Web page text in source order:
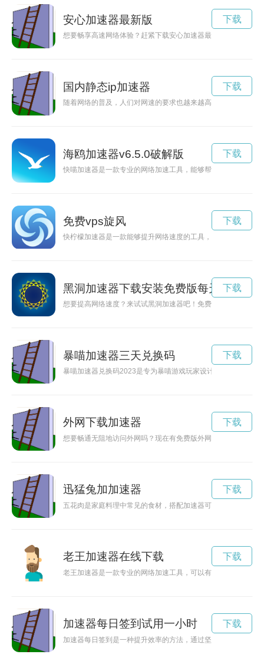
安心加速器最新版
想要畅享高速网络体验？赶紧下载安心加速器最新版！安心加
下载
国内静态ip加速器
随着网络的普及，人们对网速的要求也越来越高。国内IP加速
下载
海鸥加速器v6.5.0破解版
快喵加速器是一款专业的网络加速工具，能够帮助用户快速解
下载
免费vps旋风
快柠檬加速器是一款能够提升网络速度的工具，本文将介绍如
下载
黑洞加速器下载安装免费版每天一小时
想要提高网络速度？来试试黑洞加速器吧！免费下载安装，让你
下载
暴喵加速器三天兑换码
暴喵加速器兑换码2023是专为暴喵游戏玩家设计的虚拟道具，
下载
外网下载加速器
想要畅通无阻地访问外网吗？现在有免费版外网加速工具可以
下载
迅猛兔加加速器
五花肉是家庭料理中常见的食材，搭配加速器可以更快速地烹饪
下载
老王加速器在线下载
老王加速器是一款专业的网络加速工具，可以有效提升你的网
下载
加速器每日签到试用一小时
加速器每日签到是一种提升效率的方法，通过坚持签到可以帮
下载